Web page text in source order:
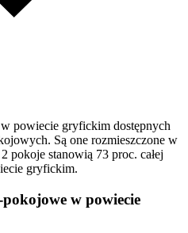
powiecie gryfickim dostępnych
Są one rozmieszczone w
pokoje stanowią 73 proc. całej
gryfickim.
w powiecie